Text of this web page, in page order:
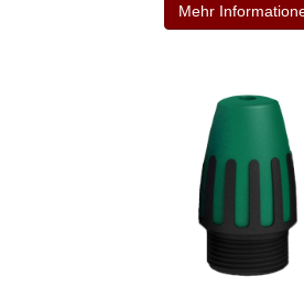
Mehr